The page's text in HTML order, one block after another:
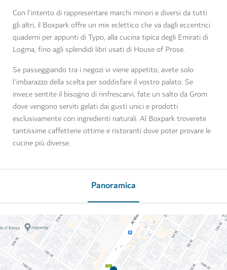
Con l'intento di rappresentare marchi minori e diversi da tutti
gli altri, il Boxpark offre un mix eclettico che va dagli eccentrici
quaderni per appunti di Typo, alla cucina tipica degli Emirati di
Logma, fino agli splendidi libri usati di House of Prose.
Se passeggiando tra i negozi vi viene appetito, avete solo
l'imbarazzo della scelta per soddisfare il vostro palato. Se
invece sentite il bisogno di rinfrescarvi, fate un salto da Grom
dove vengono serviti gelati dai gusti unici e prodotti
esclusivamente con ingredienti naturali. Al Boxpark troverete
tantissime caffetterie ottime e ristoranti dove poter provare le
cucine più diverse.
Panoramica